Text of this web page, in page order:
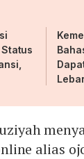
alias